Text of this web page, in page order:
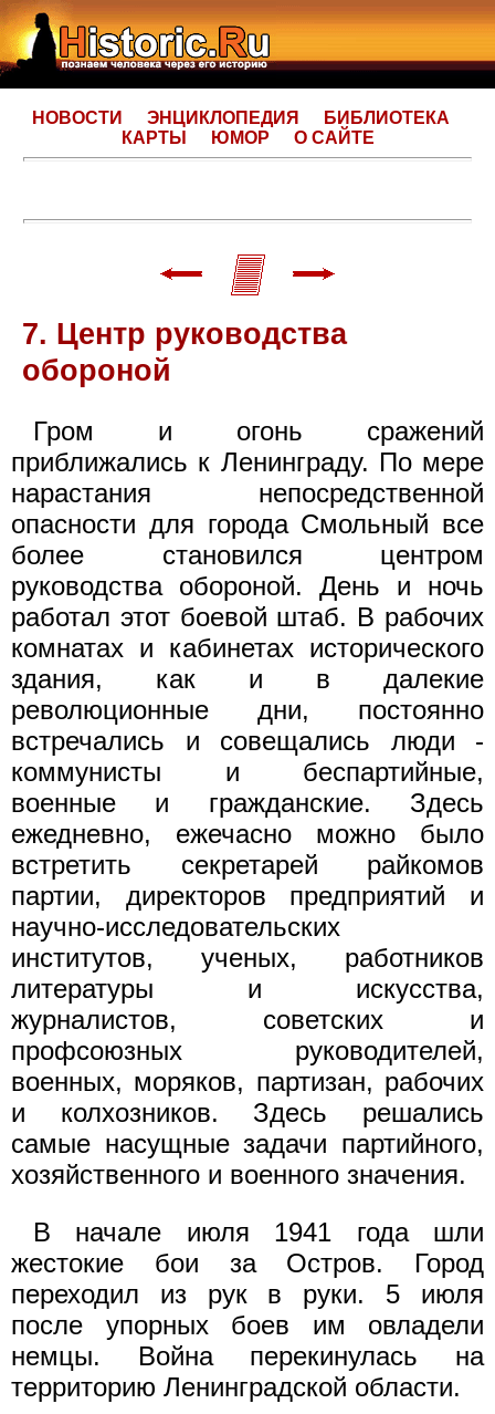
НОВОСТИ ЭНЦИКЛОПЕДИЯ
БИБЛИОТЕКА
КАРТЫ
ЮМОР О САЙТЕ
7. Центр руководства
обороной
Гром и огонь сражений
приближались к Ленинграду. По мере
нарастания непосредственной
опасности для города Смольный все
более становился центром
руководства обороной. День и ночь
работал этот боевой штаб. В рабочих
комнатах и кабинетах исторического
здания, как и в далекие
революционные дни, постоянно
встречались и совещались люди -
коммунисты и беспартийные,
военные и гражданские. Здесь
ежедневно, ежечасно можно было
встретить секретарей райкомов
партии, директоров предприятий и
научно-исследовательских
институтов, ученых, работников
литературы и искусства,
журналистов, советских и
профсоюзных руководителей,
военных, моряков, партизан, рабочих
и колхозников. Здесь решались
самые насущные задачи партийного,
хозяйственного и военного значения.
В начале июля 1941 года шли
жестокие бои за Остров. Город
переходил из рук в руки. 5 июля
после упорных боев им овладели
немцы. Война перекинулась на
территорию Ленинградской области.